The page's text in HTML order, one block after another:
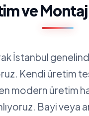
ve
İstanbul
Kendi üretim
modern üretim
Bayi veya